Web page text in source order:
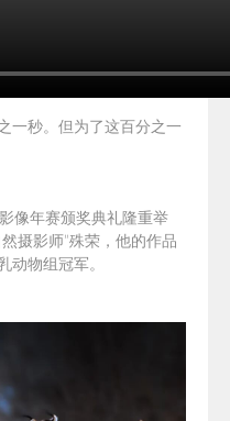
一秒。但为了这百分之一
像年赛颁奖典礼隆重举
摄影师”殊荣，他的作品
动物组冠军。